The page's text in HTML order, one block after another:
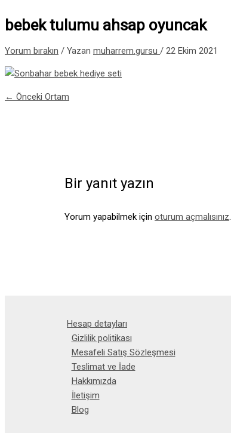
bebek tulumu ahsap oyuncak
Yorum bırakın / Yazan muharrem.gursu / 22 Ekim 2021
← Önceki Ortam
Bir yanıt yazın
Yorum yapabilmek içinoturum açmalısınız.
Hesap detayları
Gizlilik politikası
Mesafeli Satış Sözleşmesi
Teslimat ve İade
Hakkımızda
İletişim
Blog